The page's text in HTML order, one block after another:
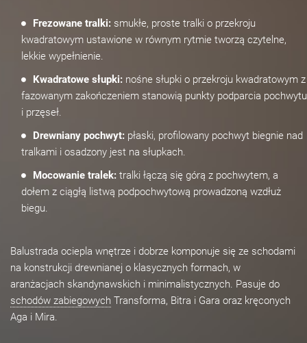
Frezowane tralki: smukłe, proste tralki o przekroju
kwadratowym ustawione w równym rytmie tworzą czytelne,
lekkie wypełnienie.
Kwadratowe słupki: nośne słupki o przekroju kwadratowym z
fazowanym zakończeniem stanowią punkty podparcia pochwytu
i przęseł.
Drewniany pochwyt: płaski, profilowany pochwyt biegnie nad
tralkami i osadzony jest na słupkach.
Mocowanie tralek: tralki łączą się górą z pochwytem, a
dołem z ciągłą listwą podpochwytową prowadzoną wzdłuż
biegu.
Balustrada ociepla wnętrze i dobrze komponuje się ze schodami
na konstrukcji drewnianej o klasycznych formach, w
aranżacjach skandynawskich i minimalistycznych. Pasuje do
schodów zabiegowych Transforma, Bitra i Gara oraz kręconych
Aga i Mira.